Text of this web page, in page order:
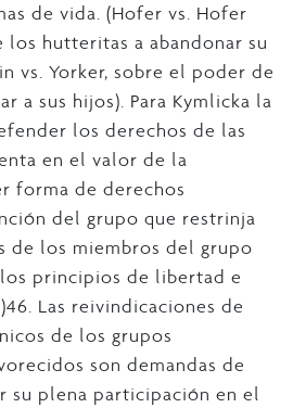
de vida. (Hofer vs. Hofer
hutteritas a abandonar su
vs. Yorker, sobre el poder de
a sus hijos). Para Kymlicka la
los derechos de las
en el valor de la
forma de derechos
del grupo que restrinja
de los miembros del grupo
principios de libertad e
Las reivindicaciones de
de los grupos
son demandas de
su plena participación en el